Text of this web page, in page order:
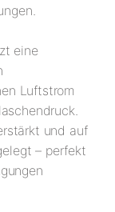
eine
Luftstrom
und auf
– perfekt